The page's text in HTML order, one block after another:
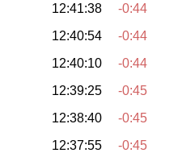
12:41:38
-0:44
12:40:54
-0:44
12:40:10
-0:44
12:39:25
-0:45
12:38:40
-0:45
12:37:55
-0:45